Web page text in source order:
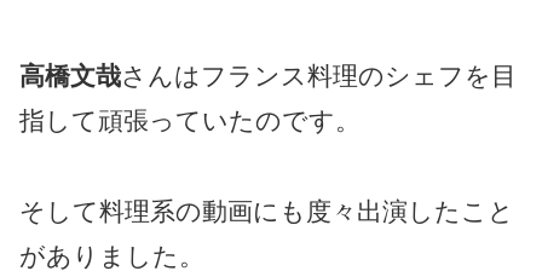
高橋文哉さんはフランス料理のシェフを目
指して頑張っていたのです。
そして料理系の動画にも度々出演したこと
がありました。